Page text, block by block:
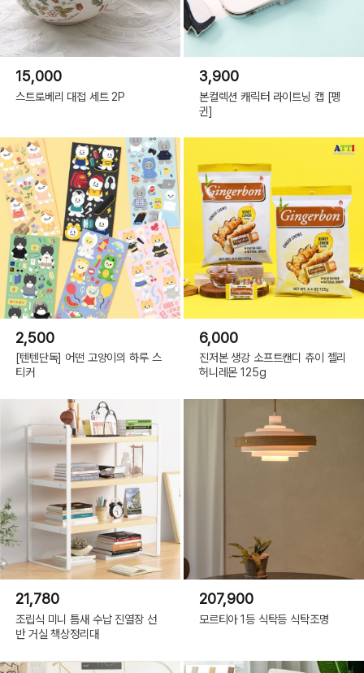
15,000
스트로베리 대접 세트 2P
3,900
본컬렉션 캐릭터 라이트닝 캡 [펭
귄]
2,500
[텐텐단독] 어떤 고양이의 하루 스
티커
6,000
진저본 생강 소프트캔디 츄이 젤리
허니레몬 125g
21,780
조립식 미니 틈새 수납 진열장 선
반 거실 책상정리대
207,900
모르티아 1등 식탁등 식탁조명